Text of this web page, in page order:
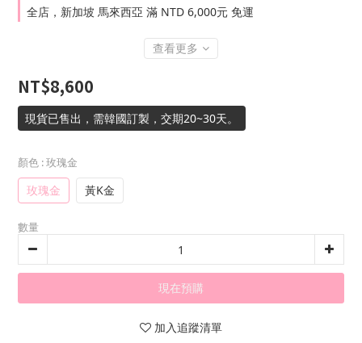
全店，新加坡 馬來西亞 滿 NTD 6,000元 免運
查看更多
NT$8,600
現貨已售出，需韓國訂製，交期20~30天。
顏色 : 玫瑰金
玫瑰金 黃K金
數量
現在預購
加入追蹤清單